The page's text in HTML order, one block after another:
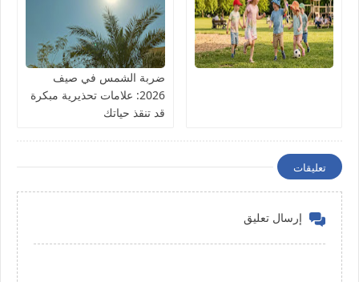
ضربة الشمس في صيف
2026: علامات تحذيرية مبكرة
قد تنقذ حياتك
تعليقات
إرسال تعليق